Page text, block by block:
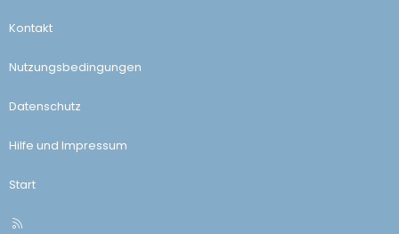
Kontakt
Nutzungsbedingungen
Datenschutz
Hilfe und Impressum
Start
R